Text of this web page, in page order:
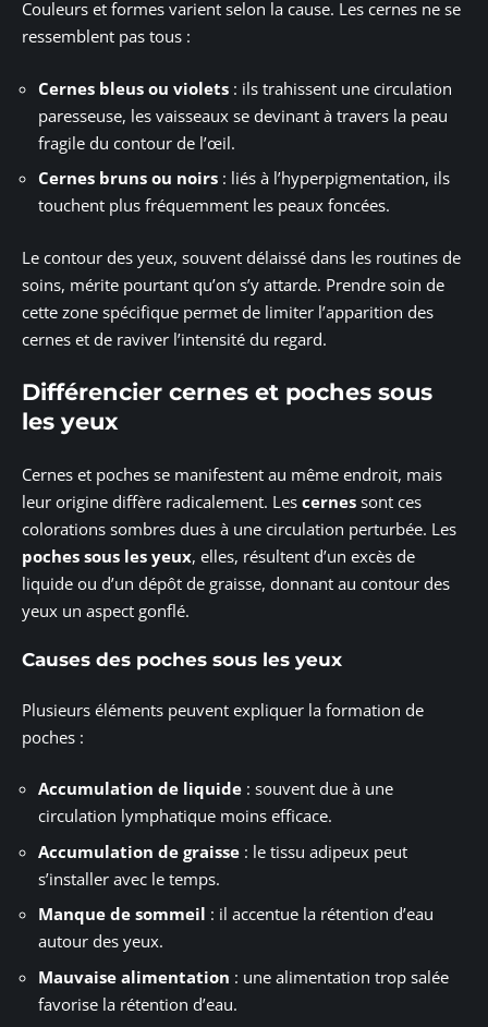
Couleurs et formes varient selon la cause. Les cernes ne se
ressemblent pas tous :
Cernes bleus ou violets : ils trahissent une circulation
paresseuse, les vaisseaux se devinant à travers la peau
fragile du contour de l’œil.
Cernes bruns ou noirs : liés à l’hyperpigmentation, ils
touchent plus fréquemment les peaux foncées.
Le contour des yeux, souvent délaissé dans les routines de
soins, mérite pourtant qu’on s’y attarde. Prendre soin de
cette zone spécifique permet de limiter l’apparition des
cernes et de raviver l’intensité du regard.
Différencier cernes et poches sous
les yeux
Cernes et poches se manifestent au même endroit, mais
leur origine diffère radicalement. Les cernes sont ces
colorations sombres dues à une circulation perturbée. Les
poches sous les yeux, elles, résultent d’un excès de
liquide ou d’un dépôt de graisse, donnant au contour des
yeux un aspect gonflé.
Causes des poches sous les yeux
Plusieurs éléments peuvent expliquer la formation de
poches :
Accumulation de liquide : souvent due à une
circulation lymphatique moins efficace.
Accumulation de graisse : le tissu adipeux peut
s’installer avec le temps.
Manque de sommeil : il accentue la rétention d’eau
autour des yeux.
Mauvaise alimentation : une alimentation trop salée
favorise la rétention d’eau.